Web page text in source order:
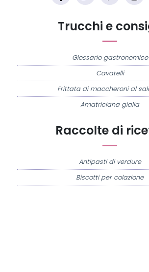
Raccolte di
Antipasti di verdure
Biscotti per colazione
Trucchi e
Glossario gastronomico
Cavatelli
Frittata di maccheroni al
Amatriciana gialla